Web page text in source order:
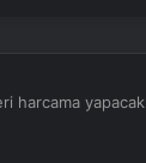
harcama yapacak